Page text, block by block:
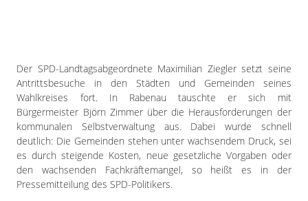
Schwalm
Fulda
Gießen
Impressum
Datenschutzerklärung
Der SPD-Landtagsabgeordnete Maximilian Ziegler setzt seine
Antrittsbesuche in den Städten und Gemeinden seines
Wahlkreises fort. In Rabenau tauschte er sich mit
Bürgermeister Björn Zimmer über die Herausforderungen der
kommunalen Selbstverwaltung aus. Dabei wurde schnell
deutlich: Die Gemeinden stehen unter wachsendem Druck, sei
es durch steigende Kosten, neue gesetzliche Vorgaben oder
den wachsenden Fachkräftemangel, so heißt es in der
Pressemitteilung des SPD-Politikers.